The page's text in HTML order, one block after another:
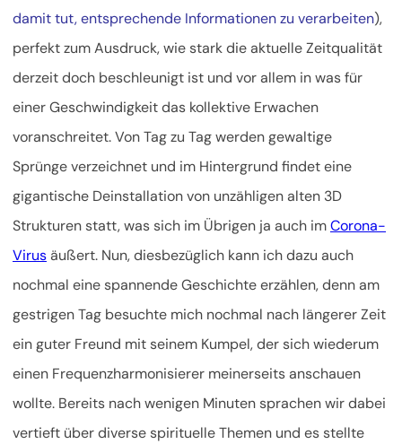
damit tut, entsprechende Informationen zu verarbeiten),
perfekt zum Ausdruck, wie stark die aktuelle Zeitqualität
derzeit doch beschleunigt ist und vor allem in was für
einer Geschwindigkeit das kollektive Erwachen
voranschreitet. Von Tag zu Tag werden gewaltige
Sprünge verzeichnet und im Hintergrund findet eine
gigantische Deinstallation von unzähligen alten 3D
Strukturen statt, was sich im Übrigen ja auch imCorona-
Virusäußert. Nun, diesbezüglich kann ich dazu auch
nochmal eine spannende Geschichte erzählen, denn am
gestrigen Tag besuchte mich nochmal nach längerer Zeit
ein guter Freund mit seinem Kumpel, der sich wiederum
einen Frequenzharmonisierer meinerseits anschauen
wollte. Bereits nach wenigen Minuten sprachen wir dabei
vertieft über diverse spirituelle Themen und es stellte